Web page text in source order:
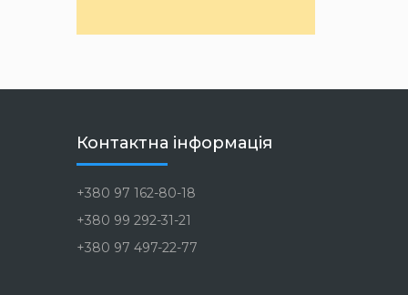
Контактна інформація
+380 97 162-80-18
+380 99 292-31-21
+380 97 497-22-77